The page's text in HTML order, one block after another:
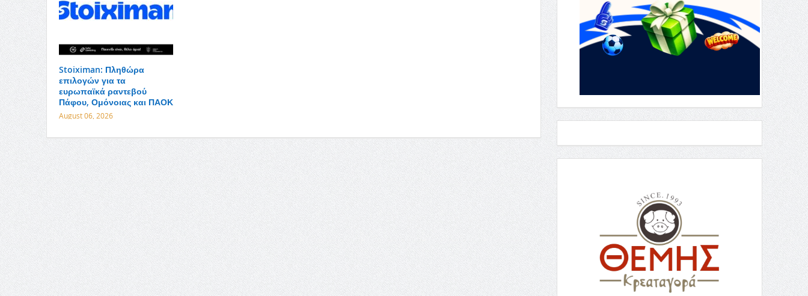
Stoiximan: Πληθώρα
επιλογών για τα
ευρωπαϊκά ραντεβού
Πάφου, Ομόνοιας και ΠΑΟΚ
August 06, 2026